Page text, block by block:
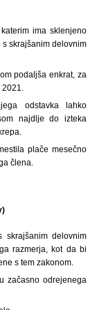
ima sklenjeno
skrajšanim delovnim
podaljša enkrat, za
2021.
odstavka lahko
najdlje do izteka
plače mesečno
člena.
delovnim
razmerja, kot da bi
s tem zakonom.
začasno odrejenega